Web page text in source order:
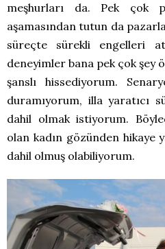
meşhurları da. Pek çok
aşamasından tutun da
süreçte sürekli engelleri
deneyimler bana pek çok şey
şanslı hissediyorum.
duramıyorum, illa yaratıcı
dahil olmak istiyorum.
olan kadın gözünden hikaye
dahil olmuş olabiliyorum.